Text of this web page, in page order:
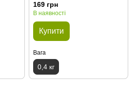
169 грн
В наявності
Купити
Вага
0,4 кг